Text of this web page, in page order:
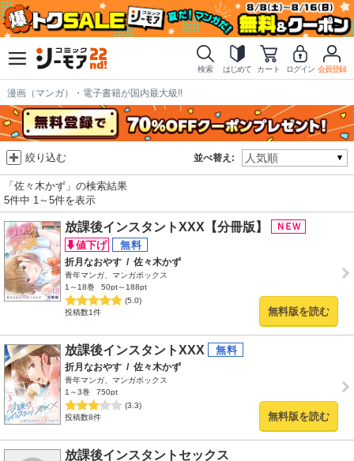
検索 はじめて カート ログイン 会員登録
漫画（マンガ）・電子書籍が国内最大級!!
並べ替え:
絞り込む
「佐々木かず」の検索結果
5件中 1～5件を表示
放課後インスタントXXX【分冊版】
折月なおやす / 佐々木かず
青年マンガ、マンガボックス
1～18巻
50pt～188pt
(5.0)
投稿数1件
無料版を読む
放課後インスタントXXX
折月なおやす / 佐々木かず
青年マンガ、マンガボックス
1～3巻
750pt
(3.3)
投稿数8件
無料版を読む
放課後インスタントセックス